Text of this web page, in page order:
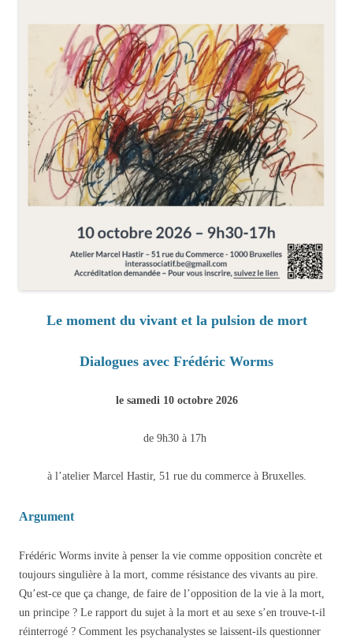
Le moment du vivant et la pulsion de mort
Dialogues avec Frédéric Worms
le samedi 10 octobre 2026
de 9h30 à 17h
à l’atelier Marcel Hastir, 51 rue du commerce à Bruxelles.
Argument
Frédéric Worms invite à penser la vie comme opposition concrète et
toujours singulière à la mort, comme résistance des vivants au pire.
Qu’est-ce que ça change, de faire de l’opposition de la vie à la mort,
un principe ? Le rapport du sujet à la mort et au sexe s’en trouve-t-il
réinterrogé ? Comment les psychanalystes se laissent-ils questionner